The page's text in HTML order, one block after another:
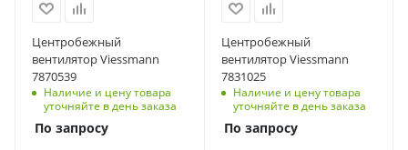
Центробежный
вентилятор Viessmann
7870539
Наличие и цену товара
уточняйте в день заказа
По запросу
Центробежный
вентилятор Viessmann
7831025
Наличие и цену товара
уточняйте в день заказа
По запросу